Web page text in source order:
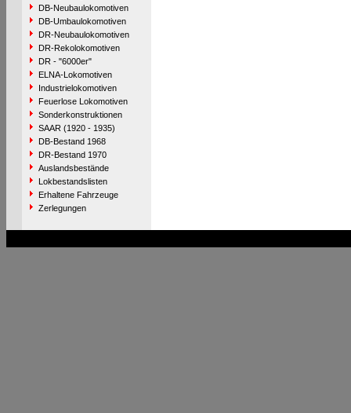
DB-Neubaulokomotiven
DB-Umbaulokomotiven
DR-Neubaulokomotiven
DR-Rekolokomotiven
DR - "6000er"
ELNA-Lokomotiven
Industrielokomotiven
Feuerlose Lokomotiven
Sonderkonstruktionen
SAAR (1920 - 1935)
DB-Bestand 1968
DR-Bestand 1970
Auslandsbestände
Lokbestandslisten
Erhaltene Fahrzeuge
Zerlegungen